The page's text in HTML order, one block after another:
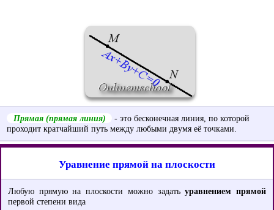
Прямая (прямая линия)
- это бесконечная линия, по которой
проходит кратчайший путь между любыми двумя её точками.
Уравнение прямой на плоскости
Любую прямую на плоскости можно задатьуравнением прямой
первой степени вида